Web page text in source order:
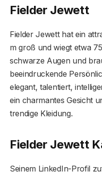
Fielder Jewett
Fielder Jewett hat ein
m groß und wiegt etwa
schwarze Augen und
beeindruckende
elegant, talentiert,
ein charmantes Gesicht
trendige Kleidung.
Fielder Jewett
Seinem LinkedIn-Profil